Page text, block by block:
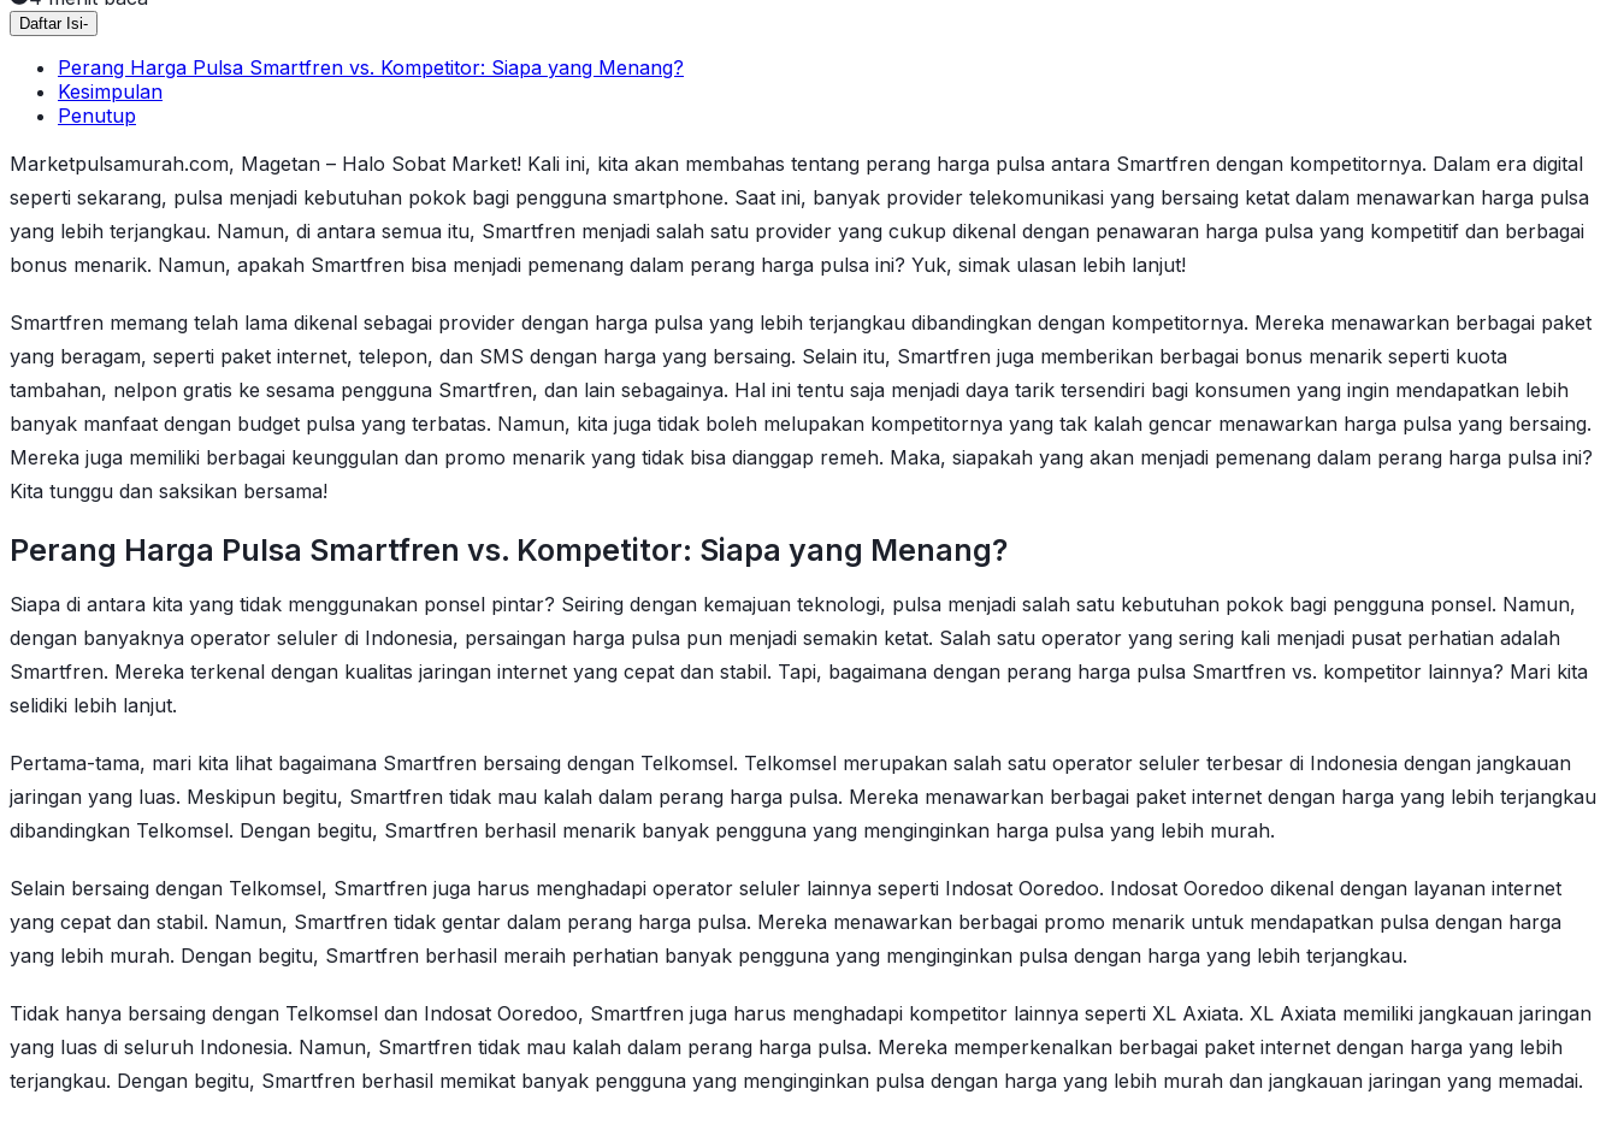
Daftar Isi-
Perang Harga Pulsa Smartfren vs. Kompetitor: Siapa yang Menang?
Kesimpulan
Penutup
Marketpulsamurah.com, Magetan – Halo Sobat Market! Kali ini, kita akan membahas tentang perang harga pulsa antara Smartfren dengan kompetitornya. Dalam era digital
seperti sekarang, pulsa menjadi kebutuhan pokok bagi pengguna smartphone. Saat ini, banyak provider telekomunikasi yang bersaing ketat dalam menawarkan harga pulsa
yang lebih terjangkau. Namun, di antara semua itu, Smartfren menjadi salah satu provider yang cukup dikenal dengan penawaran harga pulsa yang kompetitif dan berbagai
bonus menarik. Namun, apakah Smartfren bisa menjadi pemenang dalam perang harga pulsa ini? Yuk, simak ulasan lebih lanjut!
Smartfren memang telah lama dikenal sebagai provider dengan harga pulsa yang lebih terjangkau dibandingkan dengan kompetitornya. Mereka menawarkan berbagai paket
yang beragam, seperti paket internet, telepon, dan SMS dengan harga yang bersaing. Selain itu, Smartfren juga memberikan berbagai bonus menarik seperti kuota
tambahan, nelpon gratis ke sesama pengguna Smartfren, dan lain sebagainya. Hal ini tentu saja menjadi daya tarik tersendiri bagi konsumen yang ingin mendapatkan lebih
banyak manfaat dengan budget pulsa yang terbatas. Namun, kita juga tidak boleh melupakan kompetitornya yang tak kalah gencar menawarkan harga pulsa yang bersaing.
Mereka juga memiliki berbagai keunggulan dan promo menarik yang tidak bisa dianggap remeh. Maka, siapakah yang akan menjadi pemenang dalam perang harga pulsa ini?
Kita tunggu dan saksikan bersama!
Perang Harga Pulsa Smartfren vs. Kompetitor: Siapa yang Menang?
Siapa di antara kita yang tidak menggunakan ponsel pintar? Seiring dengan kemajuan teknologi, pulsa menjadi salah satu kebutuhan pokok bagi pengguna ponsel. Namun,
dengan banyaknya operator seluler di Indonesia, persaingan harga pulsa pun menjadi semakin ketat. Salah satu operator yang sering kali menjadi pusat perhatian adalah
Smartfren. Mereka terkenal dengan kualitas jaringan internet yang cepat dan stabil. Tapi, bagaimana dengan perang harga pulsa Smartfren vs. kompetitor lainnya? Mari kita
selidiki lebih lanjut.
Pertama-tama, mari kita lihat bagaimana Smartfren bersaing dengan Telkomsel. Telkomsel merupakan salah satu operator seluler terbesar di Indonesia dengan jangkauan
jaringan yang luas. Meskipun begitu, Smartfren tidak mau kalah dalam perang harga pulsa. Mereka menawarkan berbagai paket internet dengan harga yang lebih terjangkau
dibandingkan Telkomsel. Dengan begitu, Smartfren berhasil menarik banyak pengguna yang menginginkan harga pulsa yang lebih murah.
Selain bersaing dengan Telkomsel, Smartfren juga harus menghadapi operator seluler lainnya seperti Indosat Ooredoo. Indosat Ooredoo dikenal dengan layanan internet
yang cepat dan stabil. Namun, Smartfren tidak gentar dalam perang harga pulsa. Mereka menawarkan berbagai promo menarik untuk mendapatkan pulsa dengan harga
yang lebih murah. Dengan begitu, Smartfren berhasil meraih perhatian banyak pengguna yang menginginkan pulsa dengan harga yang lebih terjangkau.
Tidak hanya bersaing dengan Telkomsel dan Indosat Ooredoo, Smartfren juga harus menghadapi kompetitor lainnya seperti XL Axiata. XL Axiata memiliki jangkauan jaringan
yang luas di seluruh Indonesia. Namun, Smartfren tidak mau kalah dalam perang harga pulsa. Mereka memperkenalkan berbagai paket internet dengan harga yang lebih
terjangkau. Dengan begitu, Smartfren berhasil memikat banyak pengguna yang menginginkan pulsa dengan harga yang lebih murah dan jangkauan jaringan yang memadai.